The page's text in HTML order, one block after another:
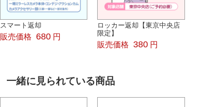
スマート返却
販売価格 680 円
ロッカー返却【東京中央店
限定】
販売価格 380 円
一緒に見られている商品